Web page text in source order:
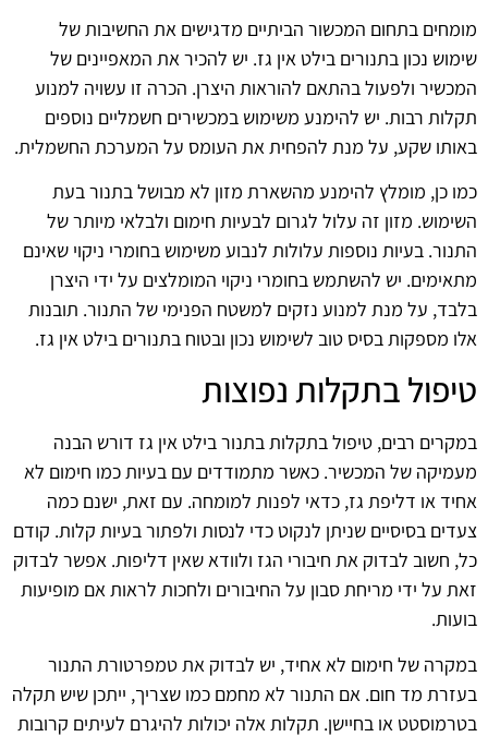
מומחים בתחום המכשור הביתיים מדגישים את החשיבות של
שימוש נכון בתנורים בילט אין גז. יש להכיר את המאפיינים של
המכשיר ולפעול בהתאם להוראות היצרן. הכרה זו עשויה למנוע
תקלות רבות. יש להימנע משימוש במכשירים חשמליים נוספים
באותו שקע, על מנת להפחית את העומס על המערכת החשמלית.
כמו כן, מומלץ להימנע מהשארת מזון לא מבושל בתנור בעת
השימוש. מזון זה עלול לגרום לבעיות חימום ולבלאי מיותר של
התנור. בעיות נוספות עלולות לנבוע משימוש בחומרי ניקוי שאינם
מתאימים. יש להשתמש בחומרי ניקוי המומלצים על ידי היצרן
בלבד, על מנת למנוע נזקים למשטח הפנימי של התנור. תובנות
אלו מספקות בסיס טוב לשימוש נכון ובטוח בתנורים בילט אין גז.
טיפול בתקלות נפוצות
במקרים רבים, טיפול בתקלות בתנור בילט אין גז דורש הבנה
מעמיקה של המכשיר. כאשר מתמודדים עם בעיות כמו חימום לא
אחיד או דליפת גז, כדאי לפנות למומחה. עם זאת, ישנם כמה
צעדים בסיסיים שניתן לנקוט כדי לנסות ולפתור בעיות קלות. קודם
כל, חשוב לבדוק את חיבורי הגז ולוודא שאין דליפות. אפשר לבדוק
זאת על ידי מריחת סבון על החיבורים ולחכות לראות אם מופיעות
בועות.
במקרה של חימום לא אחיד, יש לבדוק את טמפרטורת התנור
בעזרת מד חום. אם התנור לא מחמם כמו שצריך, ייתכן שיש תקלה
בטרמוסטט או בחיישן. תקלות אלה יכולות להיגרם לעיתים קרובות